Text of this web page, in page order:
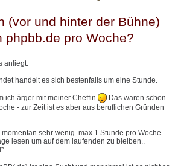
(vor und hinter der Bühne)
phpbb.de pro Woche?
anliegt.
handelt es sich bestenfalls um eine Stunde.
ich ärger mit meiner Cheffin
Das waren schon
- zur Zeit ist es aber aus beruflichen Gründen
sehr wenig. max 1 Stunde pro Woche
lesen um auf dem laufenden zu bleiben..